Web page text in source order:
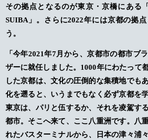
その拠点となるのが東京・京橋にある
SUIBA」。さらに2022年には京都の拠
う。
「今年2021年7月から、京都市の都市ブ
ザーに就任しました。1000年にわたって
した京都は、文化の圧倒的な集積地でも
化を遡ると、いうまでもなく必ず京都を
東京は、パリと伍するか、それを凌駕す
都市。そこへ来て、ここ八重洲です。八
れたバスターミナルから、日本の津々浦